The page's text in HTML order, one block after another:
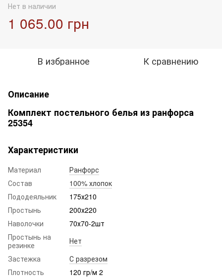
Нет в наличии
1 065.00 грн
В избранное К сравнению
Описание
Комплект постельного белья из ранфорса
25354
Характеристики
Материал
Ранфорс
Состав
100% хлопок
Пододеяльник
175х210
Простынь
200х220
Наволочки
70х70-2шт
Простынь на
резинке
Нет
Застежка
С разрезом
Плотность
120 гр/м 2